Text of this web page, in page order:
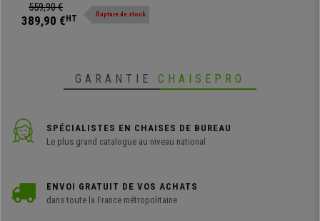
moderne. Tissu Résistant
559,90 €
389,90 € HT Rupture de stock
GARANTIE CHAISEPRO
SPÉCIALISTES EN CHAISES DE BUREAU
Le plus grand catalogue au niveau national
ENVOI GRATUIT DE VOS ACHATS
dans toute la France métropolitaine